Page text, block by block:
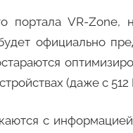
портала VR-
официально
(даже с
с